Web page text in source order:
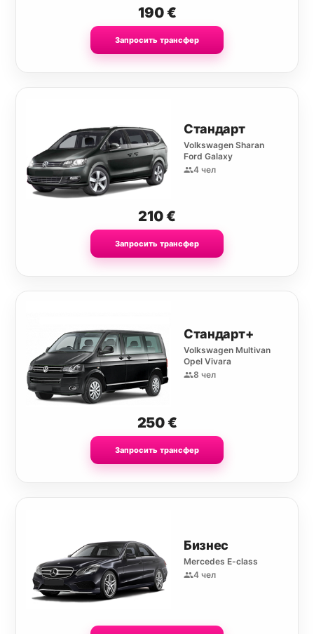
190€
Запросить трансфер
Стандарт
Volkswagen Sharan
Ford Galaxy
4 чел
210€
Запросить трансфер
Стандарт+
Volkswagen Multivan
Opel Vivara
8 чел
250€
Запросить трансфер
Бизнес
Mercedes E-class
4 чел